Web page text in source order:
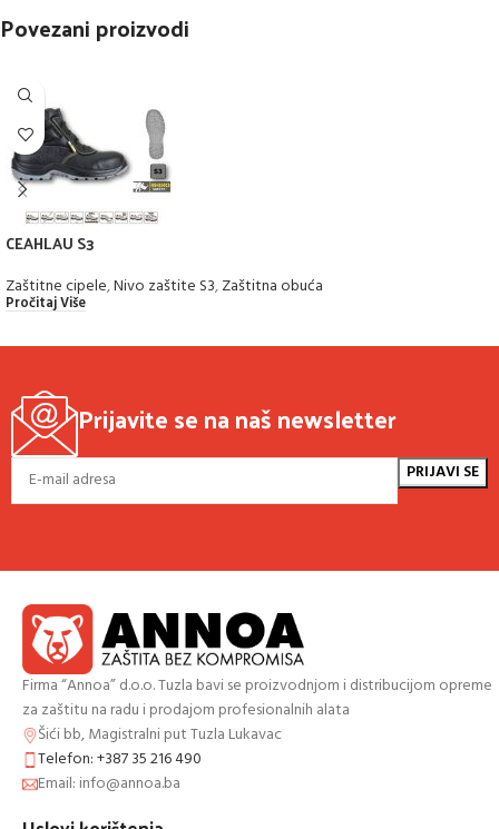
Povezani proizvodi
CEAHLAU S3
Zaštitne cipele,Nivo zaštite S3,Zaštitna obuća
Pročitaj Više
Prijavite se na naš newsletter
Firma “Annoa” d.o.o. Tuzla bavi se proizvodnjom i distribucijom opreme
za zaštitu na radu i prodajom profesionalnih alata
Šići bb, Magistralni put Tuzla Lukavac
Telefon: +387 35 216 490
Email: info@annoa.ba